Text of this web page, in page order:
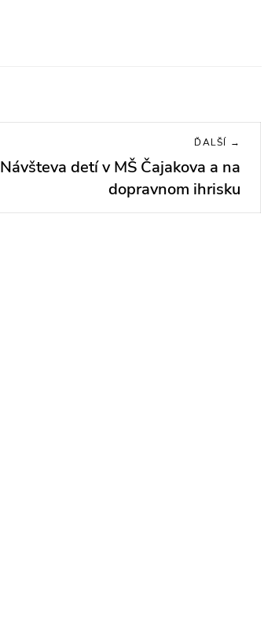
ĎALŠÍ →
Návšteva detí v MŠ Čajakova a na
dopravnom ihrisku